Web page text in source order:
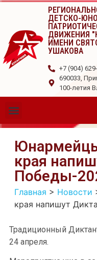
ДЕТСКО-
ДВИЖЕНИЯ
ИМЕНИ
УШАКОВА
+7 (904)
690033,
100-летия
края
Победы-
Главная > Новости
края напишут
Традиционный
24 апреля.